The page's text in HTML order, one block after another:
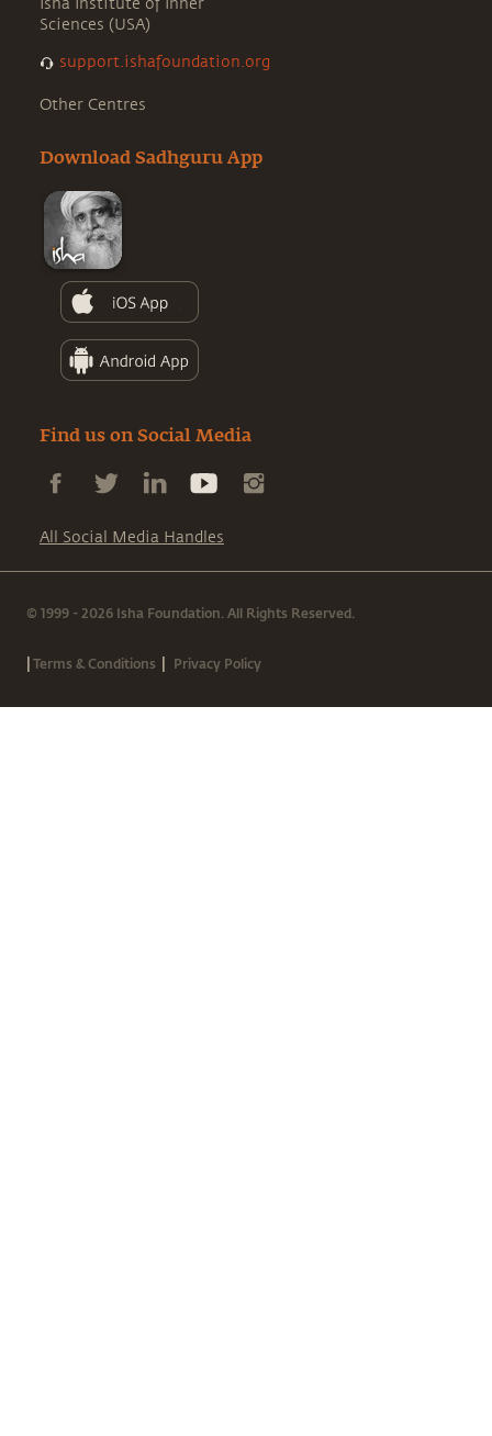
Isha Institute of Inner
Sciences (USA)
support.ishafoundation.org
Other Centres
Download Sadhguru App
Find us on Social Media
All Social Media Handles
© 1999 - 2026 Isha Foundation. All Rights Reserved.
|Terms & Conditions | Privacy Policy